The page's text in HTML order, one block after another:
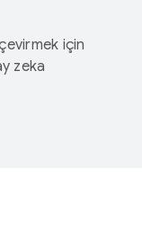
için
zeka